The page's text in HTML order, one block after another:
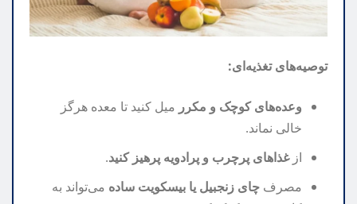
توصیه‌های تغذیه‌ای:
وعده‌های کوچک و مکرر میل کنید تا معده هرگز
خالی نماند.
ازغذاهای پرچرب و پرادویه پرهیز کنید.
مصرف چای زنجبیل یا بیسکویت ساده می‌تواند به